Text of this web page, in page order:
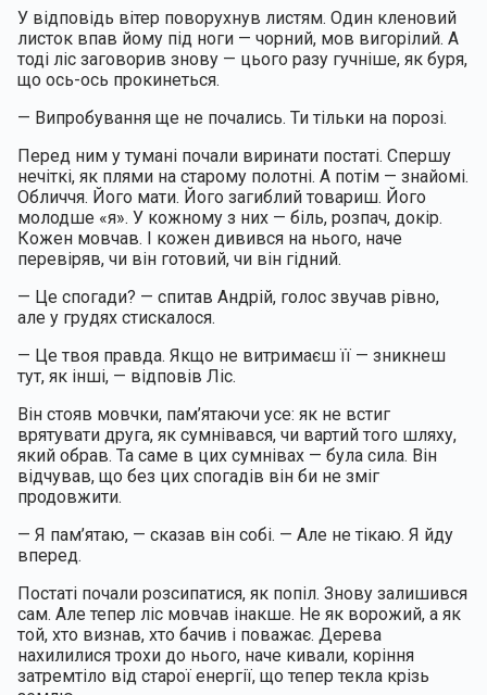
У відповідь вітер поворухнув листям. Один кленовий
листок впав йому під ноги — чорний, мов вигорілий. А
тоді ліс заговорив знову — цього разу гучніше, як буря,
що ось-ось прокинеться.
— Випробування ще не почались. Ти тільки на порозі.
Перед ним у тумані почали виринати постаті. Спершу
нечіткі, як плями на старому полотні. А потім — знайомі.
Обличчя. Його мати. Його загиблий товариш. Його
молодше «я». У кожному з них — біль, розпач, докір.
Кожен мовчав. І кожен дивився на нього, наче
перевіряв, чи він готовий, чи він гідний.
— Це спогади? — спитав Андрій, голос звучав рівно,
але у грудях стискалося.
— Це твоя правда. Якщо не витримаєш її — зникнеш
тут, як інші, — відповів Ліс.
Він стояв мовчки, пам’ятаючи усе: як не встиг
врятувати друга, як сумнівався, чи вартий того шляху,
який обрав. Та саме в цих сумнівах — була сила. Він
відчував, що без цих спогадів він би не зміг
продовжити.
— Я пам’ятаю, — сказав він собі. — Але не тікаю. Я йду
вперед.
Постаті почали розсипатися, як попіл. Знову залишився
сам. Але тепер ліс мовчав інакше. Не як ворожий, а як
той, хто визнав, хто бачив і поважає. Дерева
нахилилися трохи до нього, наче кивали, коріння
затремтіло від старої енергії, що тепер текла крізь